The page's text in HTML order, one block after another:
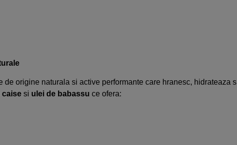
origine naturala si active performante care hranesc, hidrateaza
caise si u lei de babassu ce ofera: